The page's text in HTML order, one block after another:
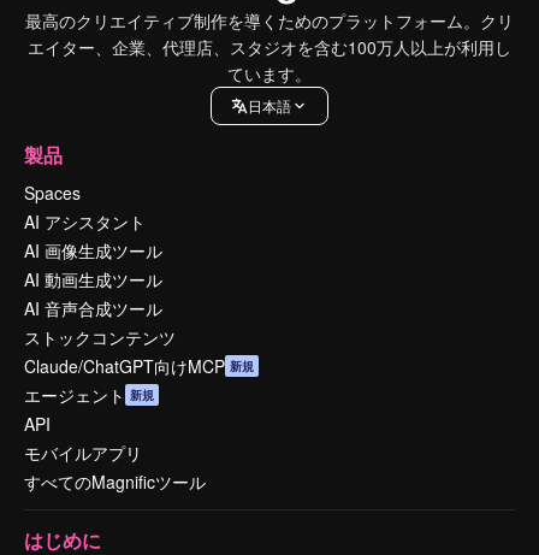
最高のクリエイティブ制作を導くためのプラットフォーム。クリ
エイター、企業、代理店、スタジオを含む100万人以上が利用し
ています。
日本語
製品
Spaces
AI アシスタント
AI 画像生成ツール
AI 動画生成ツール
AI 音声合成ツール
ストックコンテンツ
Claude/ChatGPT向けMCP 新規
エージェント 新規
API
モバイルアプリ
すべてのMagnificツール
はじめに